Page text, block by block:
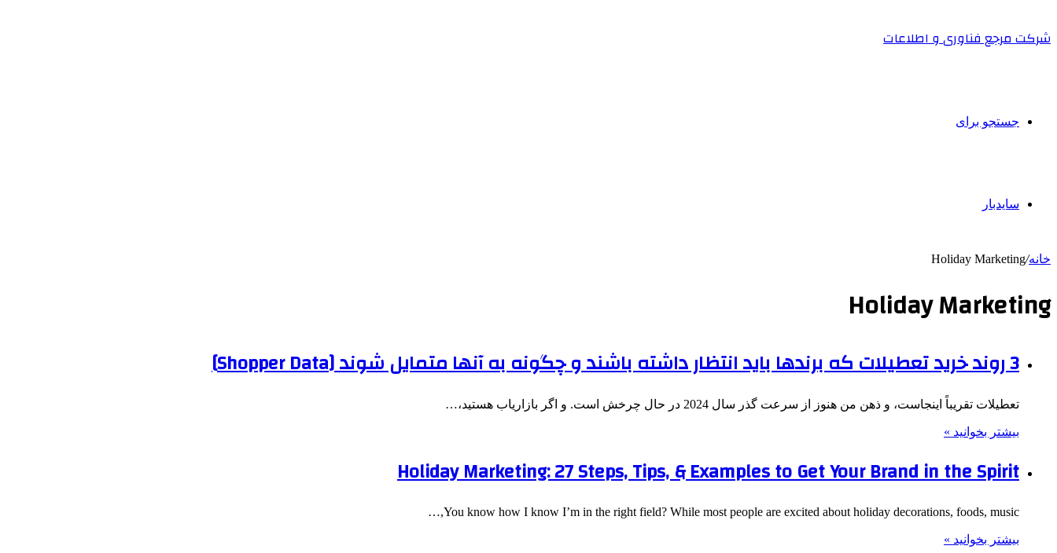
شرکت مرجع فناوری و اطلاعات
جستجو برای
سایدبار
خانه/
Holiday Marketing
Holiday Marketing
3 روند خرید تعطیلات که برندها باید انتظار داشته باشند و چگونه به آنها متمایل شوند [Shopper Data]
تعطیلات تقریباً اینجاست، و ذهن من هنوز از سرعت گذر سال 2024 در حال چرخش است. و اگر بازاریاب هستید،…
بیشتر بخوانید »
Holiday Marketing: 27 Steps, Tips, & Examples to Get Your Brand in the Spirit
You know how I know I’m in the right field? While most people are excited about holiday decorations, foods, music,…
بیشتر بخوانید »